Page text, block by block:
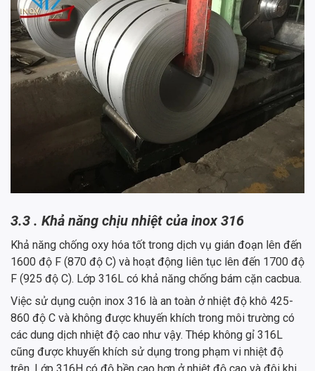
3.3 . Khả năng chịu nhiệt của inox 316
Khả năng chống oxy hóa tốt trong dịch vụ gián đoạn lên đến
1600 độ F (870 độ C) và hoạt động liên tục lên đến 1700 độ
F (925 độ C). Lớp 316L có khả năng chống bám cặn cacbua.
Việc sử dụng cuộn inox 316 là an toàn ở nhiệt độ khô 425-
860 độ C và không được khuyến khích trong môi trường có
các dung dịch nhiệt độ cao như vậy. Thép không gỉ 316L
cũng được khuyến khích sử dụng trong phạm vi nhiệt độ